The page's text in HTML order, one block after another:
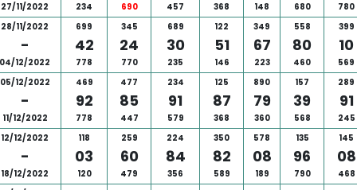
27/11/2022 234 690 457 368 148 680
780
28/11/2022
-
04/12/2022
699
42
778
345
24
770
689
30
235
122
51
146
349
67
223
558
80
460
399
10
569
05/12/2022
-
11/12/2022
469
92
778
477
85
447
234
91
579
125
87
368
890
79
360
157
39
568
289
91
245
12/12/2022
-
18/12/2022
118
03
120
259
60
479
224
84
356
350
82
589
578
08
189
135
96
790
145
08
468